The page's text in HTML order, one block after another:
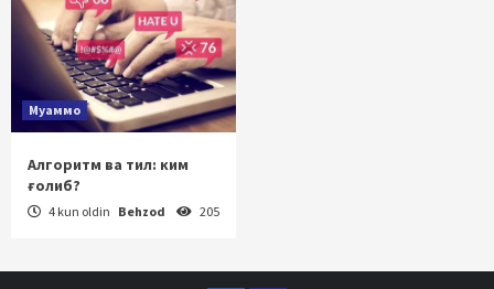
Муаммо
Алгоритм ва тил: ким
ғолиб?
4 kun oldin Behzod 205